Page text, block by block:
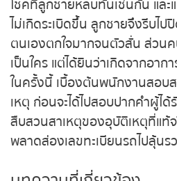
โชคที่ลูกชายหลบทันเช่นกัน แล
ร้านไม่เกิดระเบิดขึ้น ลูกชายจึง
เหตุการณ์ตนเองตกใจมากจน
ก็ไม่ทราบว่าเป็นใคร แต่ได้ยินว่า
ทำให้เกิดอุบัติเหตุในครั้งนี้ เบื้
ได้ตรวจสอบที่เกิดเหตุ ก่อนจะไ
บาดเจ็บ และจะได้มีสืบสวนสาเห
ต่อไป คอหวยไม่พลาดส่องเลขทะ
หวยลาววันนี้